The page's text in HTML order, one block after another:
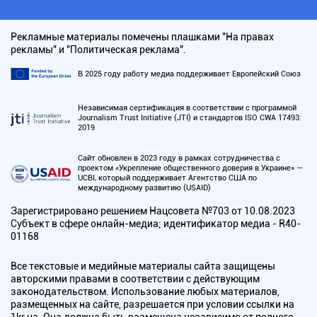
Рекламные материалы помечены плашками "На правах
рекламы" и "Политическая реклама".
В 2025 году работу медиа поддерживает Европейский Союз
Независимая сертификация в соответствии с программой
Journalism Trust Initiative (JTI) и стандартов ISO CWA 17493:
2019
Сайт обновлен в 2023 году в рамках сотрудничества с
проектом «Укрепление общественного доверия в Украине» —
UCBI, который поддерживает Агентство США по
международному развитию (USAID)
Зарегистрировано решением Нацсовета №703 от 10.08.2023
Субъект в сфере онлайн-медиа; идентификатор медиа - R40-
01168
Все текстовые и медийные материалы сайта защищены
авторскими правами в соответствии с действующим
законодательством. Использование любых материалов,
размещенных на сайте, разрешается при условии ссылки на